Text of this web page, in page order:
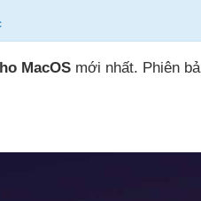
MacOS mới nhất. Phiên